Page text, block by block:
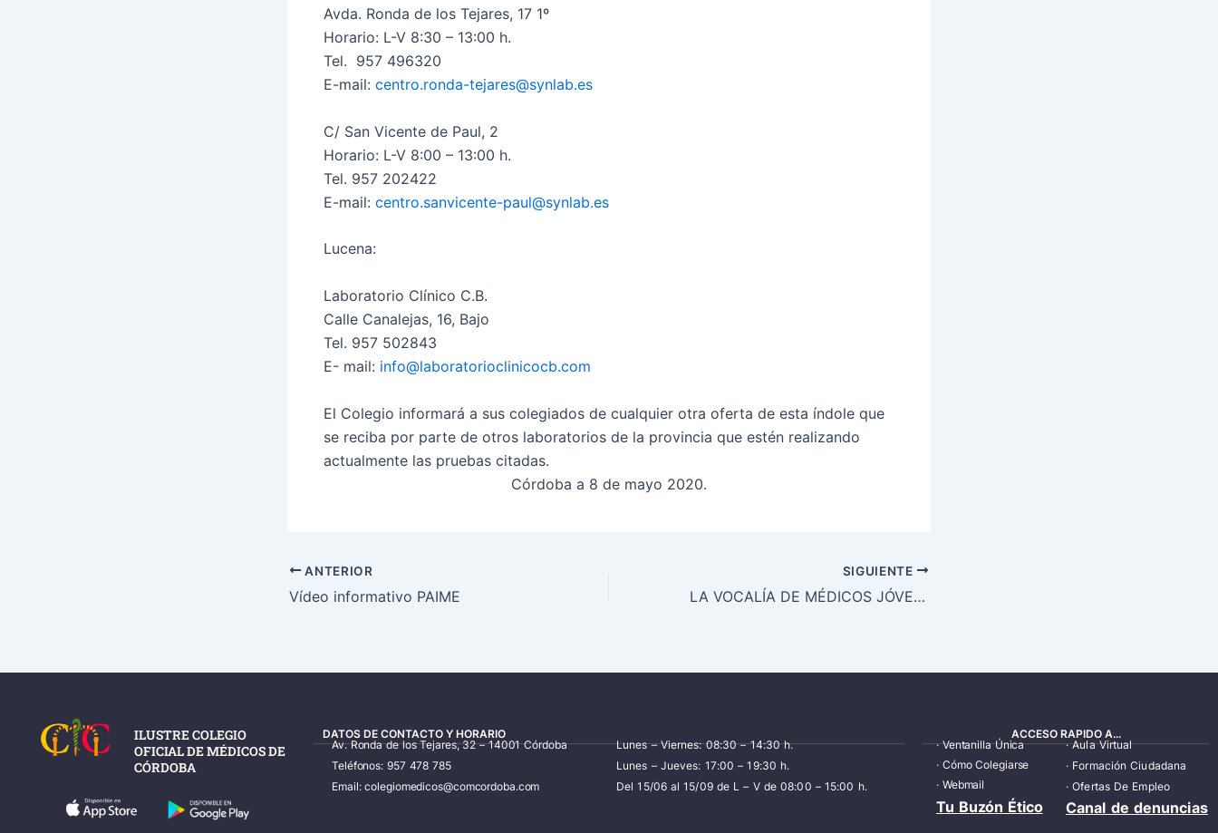
Avda. Ronda de los Tejares, 17 1º
Horario: L-V 8:30 – 13:00 h.
Tel. 957 496320
E-mail: centro.ronda-tejares@synlab.es
C/ San Vicente de Paul, 2
Horario: L-V 8:00 – 13:00 h.
Tel. 957 202422
E-mail: centro.sanvicente-paul@synlab.es
Lucena:
Laboratorio Clínico C.B.
Calle Canalejas, 16, Bajo
Tel. 957 502843
E- mail: info@laboratorioclinicocb.com
El Colegio informará a sus colegiados de cualquier otra oferta de esta índole que
se reciba por parte de otros laboratorios de la provincia que estén realizando
actualmente las pruebas citadas.
Córdoba a 8 de mayo 2020.
ANTERIOR
Vídeo informativo PAIME
SIGUIENTE
LA VOCALÍA DE MÉDICOS JÓVENES Y PROMOCIÓN DE EMPLEO DEL CGCOM SOLICITA AL MINISTERIO DE SANIDAD QUE PROPORCIONES MÁS INFORMACIÓN SOBRE LA ELECCIÓN DE PLAZAS MIR
ILUSTRE COLEGIO
OFICIAL DE MÉDICOS DE
CÓRDOBA
DATOS DE CONTACTO Y HORARIO
Av. Ronda de los Tejares, 32 – 14001 Córdoba
Teléfonos: 957 478 785
Email: colegiomedicos@comcordoba.com
Lunes – Viernes: 08:30 – 14:30 h.
Lunes – Jueves: 17:00 – 19:30 h.
Del 15/06 al 15/09 de L – V de 08:00 – 15:00 h.
ACCESO RAPIDO A...
·Ventanilla Única
· Cómo Colegiarse
· Webmail
·Aula Virtual
· Formación Ciudadana
·Ofertas De Empleo
Tu Buzón Ético Canal de denuncias